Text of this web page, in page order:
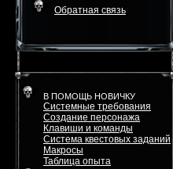
Обратная связь
В ПОМОЩЬ НОВИЧКУ
Системные требования
Создание персонажа
Клавиши и команды
Система квестовых заданий
Макросы
Таблица опыта